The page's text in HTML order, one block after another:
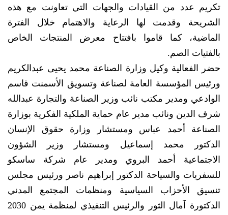
تكريم عدد من القيادات والجهات التي تعاونت مع هذه
الشريحة وقدمت لها الرعاية والاهتمام خلال الفترة
الماضية، كما قاموا بافتتاح معرض المنتجات الخاص
بالفتيات الصم.
حضر الفعالية وكيل وزارة الصناعة محمد يحيى عبدالكريم
ورئيس المؤسسة العامة لصناعة وتسويق الأسمنت قاسم
الوادعي ومدير مكتب نائب وزير الصناعة والتجارة عبدالله
شرف الدين ونائب مدير عام حماية الملكية الفكرية بوزارة
الصناعة أحمد عباس ومستشار وزارة حقوق الإنسان
الدكتور محمد إسماعيل ومستشار وزير الشؤون
الاجتماعية أحمد البروي ومدير عام شركة ساسكو
للسفريات والسياحة الدكتور إبراهيم ناصر ورئيس مجلس
تنسيق الأحزاب السياسية ومنظمات المجتمع المدني
الدكتورة آمال الثور والرئيس التنفيذي لمنظمة يمن 2030